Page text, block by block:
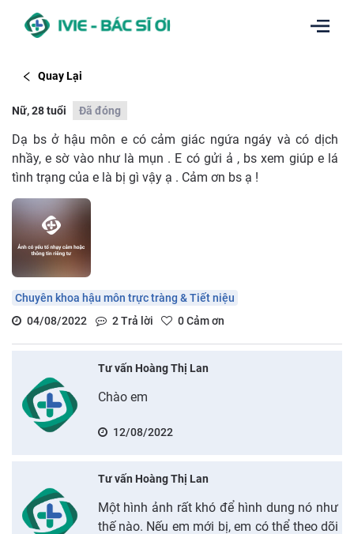
Quay Lại
Nữ, 28 tuổi Đã đóng
Dạ bs ở hậu môn e có cảm giác ngứa ngáy và có dịch
nhầy, e sờ vào như là mụn . E có gửi ả , bs xem giúp e lá
tình trạng của e là bị gì vậy ạ . Cảm ơn bs ạ !
Chuyên khoa hậu môn trực tràng & Tiết niệu
04/08/2022
2Trả lời 0Cảm ơn
Tư vấn Hoàng Thị Lan
Chào em
12/08/2022
Tư vấn Hoàng Thị Lan
Một hình ảnh rất khó để hình dung nó như
thế nào. Nếu em mới bị, em có thể theo dõi